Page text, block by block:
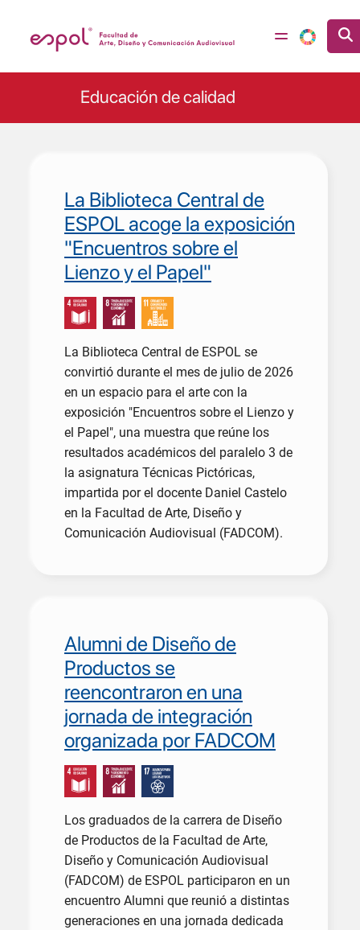
Pasar al contenido principal
Educación de calidad
La Biblioteca Central de
ESPOL acoge la exposición
"Encuentros sobre el
Lienzo y el Papel"
La Biblioteca Central de ESPOL se
convirtió durante el mes de julio de 2026
en un espacio para el arte con la
exposición "Encuentros sobre el Lienzo y
el Papel", una muestra que reúne los
resultados académicos del paralelo 3 de
la asignatura Técnicas Pictóricas,
impartida por el docente Daniel Castelo
en la Facultad de Arte, Diseño y
Comunicación Audiovisual (FADCOM).
Alumni de Diseño de
Productos se
reencontraron en una
jornada de integración
organizada por FADCOM
Los graduados de la carrera de Diseño
de Productos de la Facultad de Arte,
Diseño y Comunicación Audiovisual
(FADCOM) de ESPOL participaron en un
encuentro Alumni que reunió a distintas
generaciones en una jornada dedicada